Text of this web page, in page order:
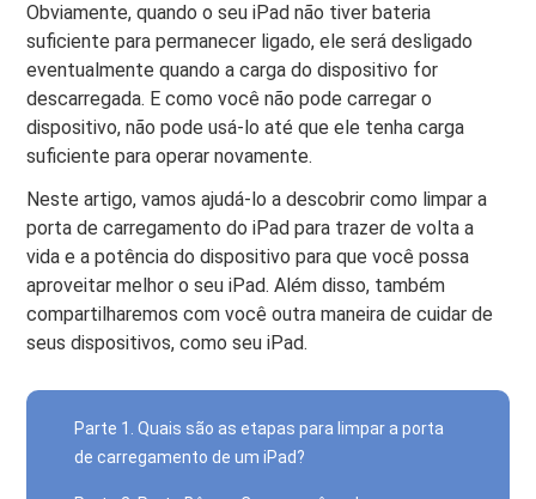
Obviamente, quando o seu iPad não tiver bateria
suficiente para permanecer ligado, ele será desligado
eventualmente quando a carga do dispositivo for
descarregada. E como você não pode carregar o
dispositivo, não pode usá-lo até que ele tenha carga
suficiente para operar novamente.
Neste artigo, vamos ajudá-lo a descobrir como limpar a
porta de carregamento do iPad para trazer de volta a
vida e a potência do dispositivo para que você possa
aproveitar melhor o seu iPad. Além disso, também
compartilharemos com você outra maneira de cuidar de
seus dispositivos, como seu iPad.
Parte 1. Quais são as etapas para limpar a porta
de carregamento de um iPad?